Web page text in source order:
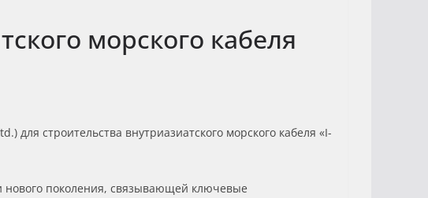
морского кабеля
для строительства внутриазиатского морского кабеля «I-
поколения, связывающей ключевые